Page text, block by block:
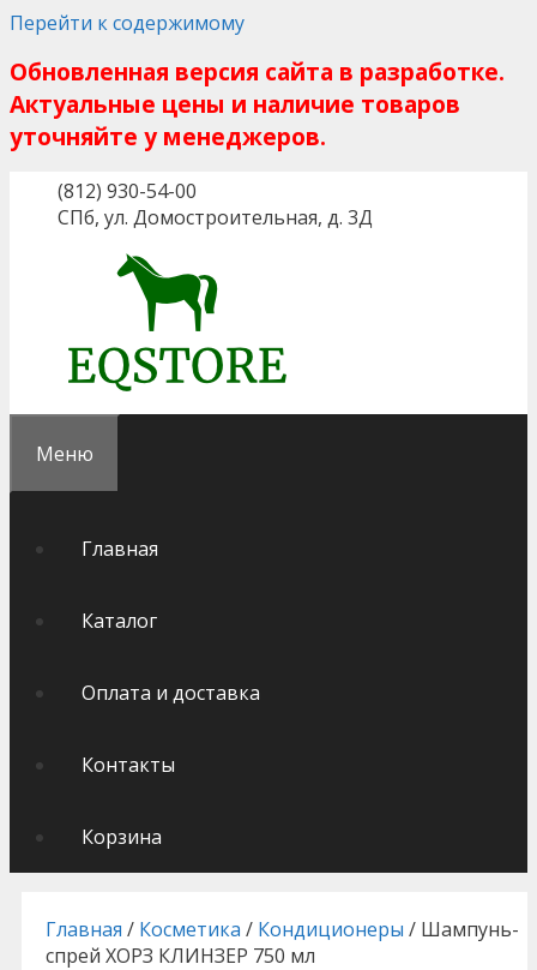
Перейти к содержимому
Обновленная версия сайта в разработке.
Актуальные цены и наличие товаров
уточняйте у менеджеров.
(812) 930-54-00
СПб, ул. Домостроительная, д. 3Д
Меню
Главная
Каталог
Оплата и доставка
Контакты
Корзина
Главная / Косметика / Кондиционеры / Шампунь-
спрей ХОРЗ КЛИНЗЕР 750 мл